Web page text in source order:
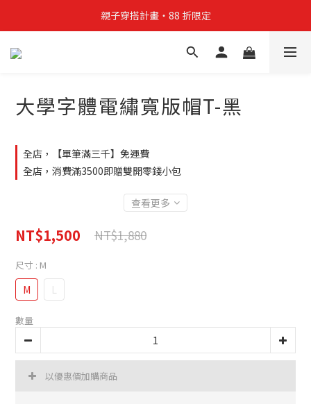
親子穿搭計畫・88 折限定
親子穿搭計畫・88 折限定
貼身補貨計畫  任選 6 件 $888
親子穿搭計畫・88 折限定
大學字體電繡寬版帽T-黑
全店，【單筆滿三千】免運費
全店，消費滿3500即贈雙開零錢小包
查看更多
NT$1,500 NT$1,880
尺寸 : M
M L
數量
以優惠價加購商品